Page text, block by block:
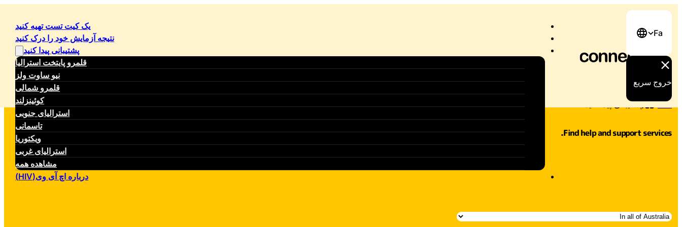
یک کیت تست تهیه کنید
نتیجه آزمایش خود را درک کنید
پشتیبانی پیدا کنید
قلمرو پایتخت استرالیا
نیو ساوت ولز
قلمرو شمالی
کوئینزلند
استرالیای جنوبی
تاسمانی
ویکتوریا
استرالیای غربی
مشاهده همه
درباره اچ آی وی(HIV)
Fa
خروج سریع
خانه /پشتیبانی پیدا کنید
Find help and support services.